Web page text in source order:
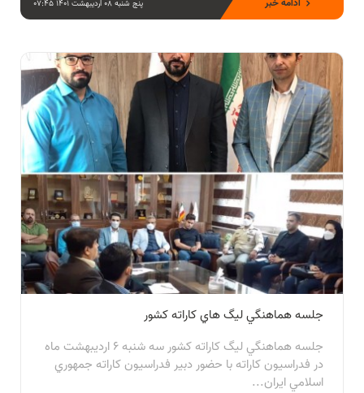
پنج شنبه 08 اردیبهشت 1401 07:45
جلسه هماهنگي ليگ هاي كاراته كشور
جلسه هماهنگي ليگ كاراته كشور سه شنبه ٦ ارديبهشت ماه
در فدراسيون كاراته با حضور دبير فدراسيون كاراته جمهوري
اسلامي ايران...